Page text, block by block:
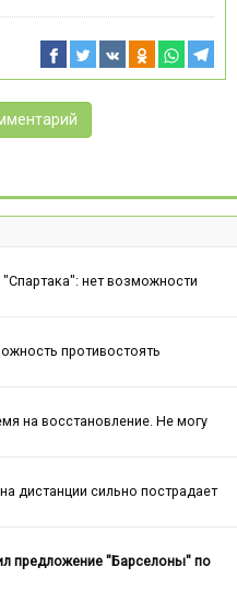
нет возможности
противостоять
на восстановление. Не могу
дистанции сильно пострадает
предложение "Барселоны" по